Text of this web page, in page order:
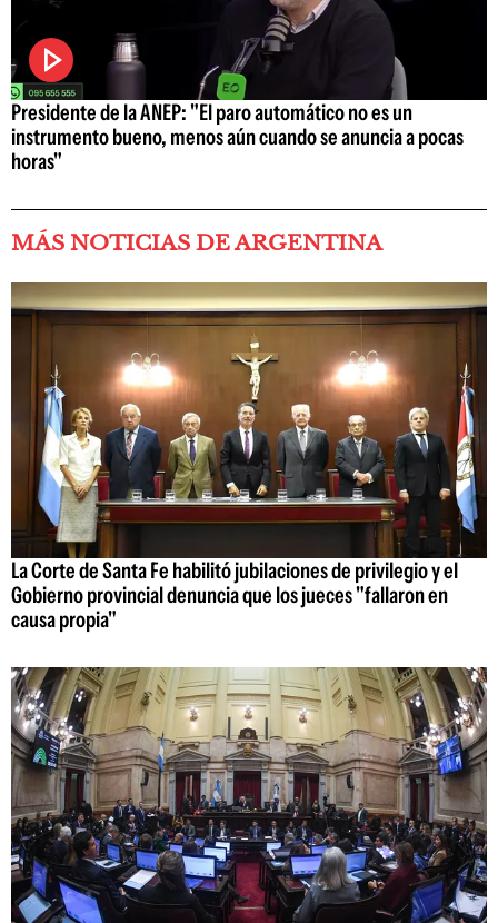
Presidente de la ANEP: "El paro automático no es un
instrumento bueno, menos aún cuando se anuncia a pocas
horas"
MÁS NOTICIAS DE ARGENTINA
La Corte de Santa Fe habilitó jubilaciones de privilegio y el
Gobierno provincial denuncia que los jueces "fallaron en
causa propia"